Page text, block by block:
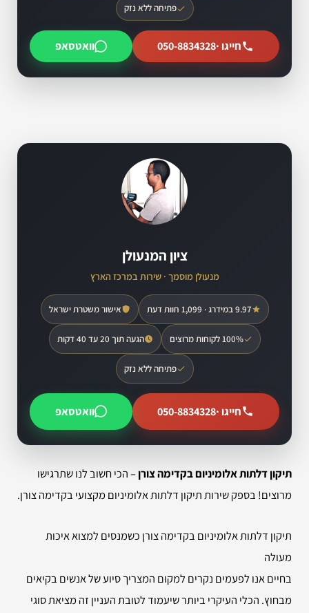
פתיחה ללא נזק
חייגו ·050-8834328 וואטסאפ
ציון המנעולן
מנעולן מוסמך · שירות במרכז הארץ
9.97 במידרג · 1,099 חוות דעת אישור משטרת ישראל
100% לקוחות מרוצים הגעה תוך 20 עד 40 דקות
פתיחה ללא נזק
חייגו ·050-8834328 וואטסאפ
תיקון דלתות אלומיניום בקדימה צורן– הכי חשוב לנו שתרגישו
מרוצים! בספק שירות תיקון דלתות אלומיניום מקצועי בקדימה צורן.
תיקון דלתות אלומיניום בקדימה צורן כשמנסים למצוא איכות
מעולה
בחיים אנו לפעמים נקרים למקום המצריך סיוע של אנשים בקיאים
מבחוץ. הכלי העיקרי ביותר שיעמוד לטובת העניין זה מציאת סוגי